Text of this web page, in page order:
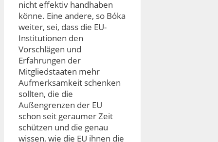
nicht effektiv handhaben
könne. Eine andere, so Bóka
weiter, sei, dass die EU-
Institutionen den
Vorschlägen und
Erfahrungen der
Mitgliedstaaten mehr
Aufmerksamkeit schenken
sollten, die die
Außengrenzen der EU
schon seit geraumer Zeit
schützen und die genau
wissen, wie die EU ihnen die